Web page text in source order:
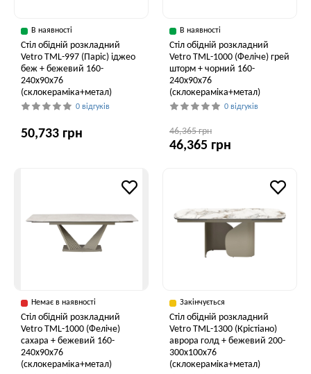
В наявності
Стіл обідній розкладний
Vetro ТМL-997 (Паріс) іджео
беж + бежевий 160-
240x90x76
(склокераміка+метал)
0 відгуків
50,733 грн
В наявності
Стіл обідній розкладний
Vetro ТМL-1000 (Феліче) грей
шторм + чорний 160-
240x90x76
(склокераміка+метал)
0 відгуків
46,365 грн
46,365 грн
Немає в наявності
Стіл обідній розкладний
Vetro ТМL-1000 (Феліче)
сахара + бежевий 160-
240x90x76
(склокераміка+метал)
Закінчується
Стіл обідній розкладний
Vetro TML-1300 (Крістіано)
аврора голд + бежевий 200-
300x100x76
(склокераміка+метал)